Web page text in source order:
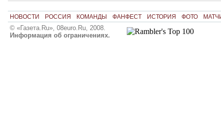
НОВОСТИ РОССИЯ КОМАНДЫ ФАНФЕСТ ИСТОРИЯ ФОТО
© «Газета.Ru», 08euro.Ru, 2008.
Информация об ограничениях.